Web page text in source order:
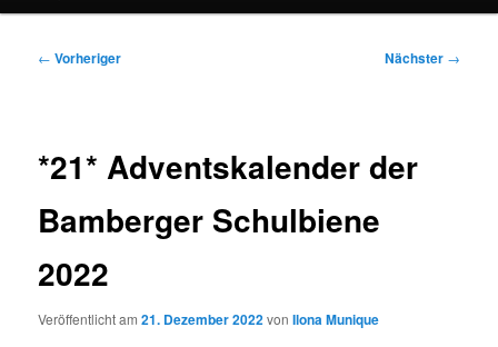
Beitragsnavigation
← Vorheriger Nächster →
*21* Adventskalender der
Bamberger Schulbiene
2022
Veröffentlicht am21. Dezember 2022vonIlona Munique